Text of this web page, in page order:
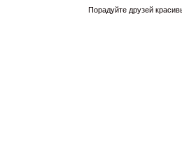
Порадуйте друзей